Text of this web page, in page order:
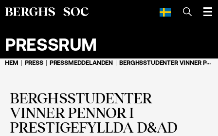
SÖK
PRESSRUM
HEM PRESS PRESSMEDDELANDEN BERGHSSTUDENTER VINNER PENNOR I PRESTIGEFYLLDA D&AD
BERGHSSTUDENTER
VINNER PENNOR I
PRESTIGEFYLLDA D&AD